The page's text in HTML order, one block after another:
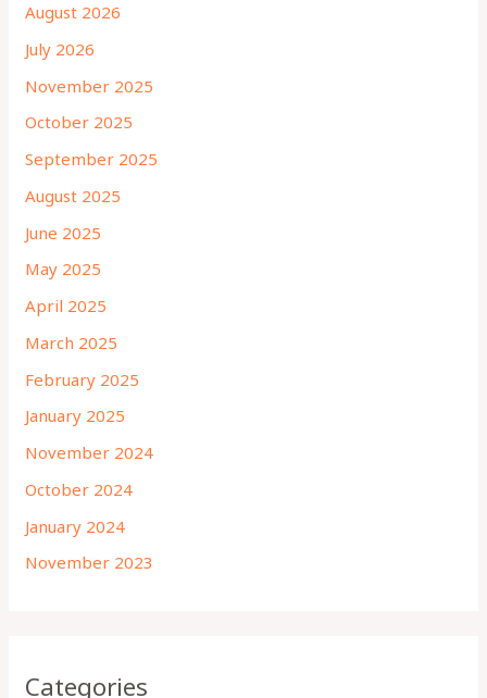
August 2026
July 2026
November 2025
October 2025
September 2025
August 2025
June 2025
May 2025
April 2025
March 2025
February 2025
January 2025
November 2024
October 2024
January 2024
November 2023
Categories